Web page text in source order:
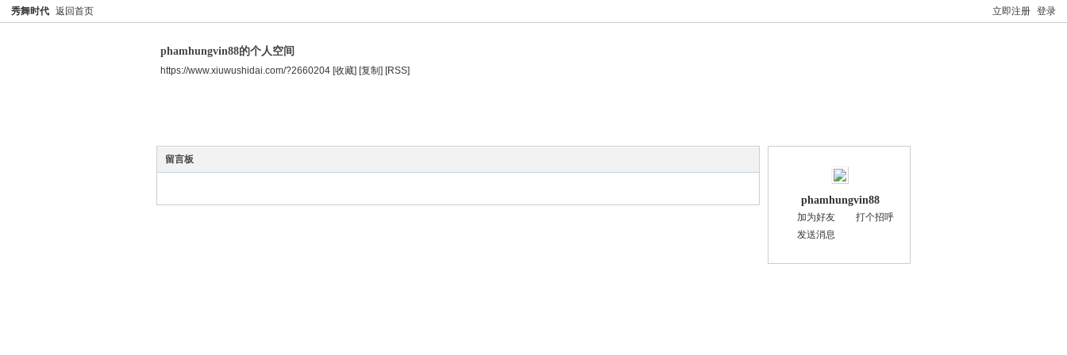
立即注册 登录
秀舞时代 返回首页
phamhungvin88的个人空间
https://www.xiuwushidai.com/?2660204 [收藏] [复制] [RSS]
留言板
phamhungvin88
加为好友
打个招呼
发送消息